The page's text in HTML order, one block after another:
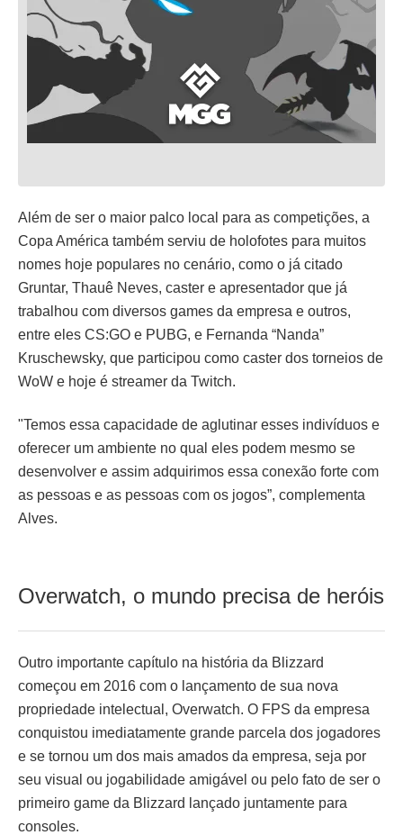
Além de ser o maior palco local para as competições, a
Copa América também serviu de holofotes para muitos
nomes hoje populares no cenário, como o já citado
Gruntar, Thauê Neves, caster e apresentador que já
trabalhou com diversos games da empresa e outros,
entre eles CS:GO e PUBG, e Fernanda “Nanda”
Kruschewsky, que participou como caster dos torneios de
WoW e hoje é streamer da Twitch.
"Temos essa capacidade de aglutinar esses indivíduos e
oferecer um ambiente no qual eles podem mesmo se
desenvolver e assim adquirimos essa conexão forte com
as pessoas e as pessoas com os jogos”, complementa
Alves.
Overwatch, o mundo precisa de heróis
Outro importante capítulo na história da Blizzard
começou em 2016 com o lançamento de sua nova
propriedade intelectual, Overwatch. O FPS da empresa
conquistou imediatamente grande parcela dos jogadores
e se tornou um dos mais amados da empresa, seja por
seu visual ou jogabilidade amigável ou pelo fato de ser o
primeiro game da Blizzard lançado juntamente para
consoles.